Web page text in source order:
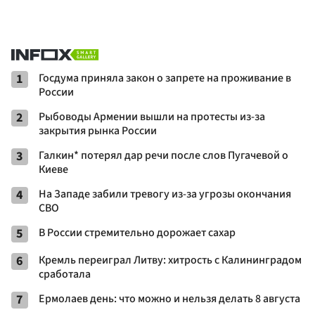
1
Госдума приняла закон о запрете на проживание в
России
2
Рыбоводы Армении вышли на протесты из-за
закрытия рынка России
3
Галкин* потерял дар речи после слов Пугачевой о
Киеве
4
На Западе забили тревогу из-за угрозы окончания
СВО
5 В России стремительно дорожает сахар
6
Кремль переиграл Литву: хитрость с Калининградом
сработала
7 Ермолаев день: что можно и нельзя делать 8 августа